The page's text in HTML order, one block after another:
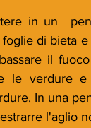
in un
di bieta
il
le verdure
In una
l'aglio